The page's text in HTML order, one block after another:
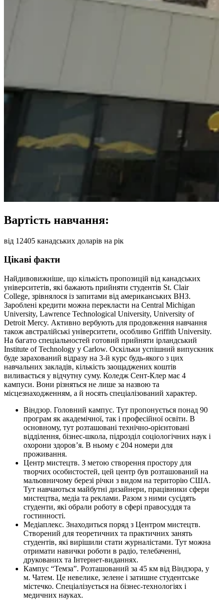
Вартість навчання:
від 12405 канадських доларів на рік
Цікаві факти
Найдивовижніше, що кількість пропозицій від канадських
університетів, які бажають прийняти студентів St. Clair
College, зрівнялося із запитами від американських ВНЗ.
Зароблені кредити можна перекласти на Central Michigan
University, Lawrence Technological University, University of
Detroit Mercy. Активно вербують для продовження навчання
також австралійські університети, особливо Griffith University.
На багато спеціальностей готовий прийняти ірландський
Institute of Technology у Carlow. Оскільки успішний випускник
буде зарахований відразу на 3-й курс будь-якого з цих
навчальних закладів, кількість заощаджених коштів
виливається у відчутну суму. Коледж Сент-Клер має 4
кампуси. Вони різняться не лише за назвою та
місцезнаходженням, а й носять спеціалізований характер.
Віндзор. Головний кампус. Тут пропонується понад 90
програм як академічної, так і професійної освіти. В
основному, тут розташовані технічно-орієнтовані
відділення, бізнес-школа, підрозділ соціологічних наук і
охорони здоров’я. В ньому є 204 номери для
проживання.
Центр мистецтв. З метою створення простору для
творчих особистостей, цей центр був розташований на
мальовничому березі річки з видом на територію США.
Тут навчаються майбутні дизайнери, працівники сфери
мистецтва, медіа та реклами. Разом з ними сусідять
студенти, які обрали роботу в сфері правосуддя та
гостинності.
Медіаплекс. Знаходиться поряд з Центром мистецтв.
Створений для теоретичних та практичних занять
студентів, які вирішили стати журналістами. Тут можна
отримати навички роботи в радіо, телебаченні,
друкованих та Інтернет-виданнях.
Кампус “Темза”. Розташований за 45 км від Віндзора, у
м. Чатем. Це невелике, зелене і затишне студентське
містечко. Спеціалізується на бізнес-технологіях і
медичних науках.